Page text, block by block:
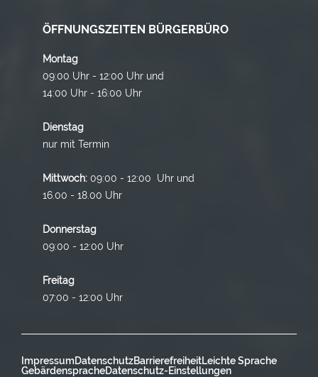
ÖFFNUNGSZEITEN BÜRGERBÜRO
Montag
09:00 Uhr - 12:00 Uhr und
14:00 Uhr - 16:00 Uhr
Dienstag
nur mit Termin
Mittwoch: 09:00 - 12:00 Uhr und
16.00 - 18.00 Uhr
Donnerstag
09:00 - 12:00 Uhr
Freitag
07:00 - 12:00 Uhr
ImpressumDatenschutzBarrierefreiheitLeichte Sprache
GebärdenspracheDatenschutz-Einstellungen